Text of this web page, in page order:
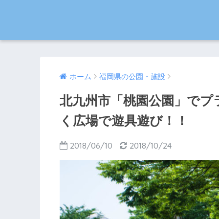
ホーム 福岡県の公園・施設
北九州市「桃園公園」で
く広場で遊具遊び！！
2018/06/10 2018/10/24